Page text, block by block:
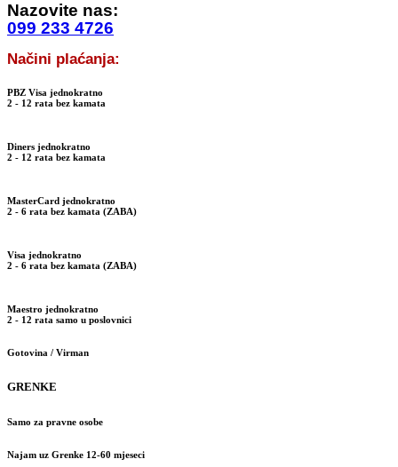
Nazovite nas:
099 233 4726
Načini plaćanja:
PBZ Visa jednokratno
2 - 12 rata bez kamata
Diners jednokratno
2 - 12 rata bez kamata
MasterCard jednokratno
2 - 6 rata bez kamata (ZABA)
Visa jednokratno
2 - 6 rata bez kamata (ZABA)
Maestro jednokratno
2 - 12 rata samo u poslovnici
Gotovina / Virman
GRENKE
Samo za pravne osobe
Najam uz Grenke 12-60 mjeseci